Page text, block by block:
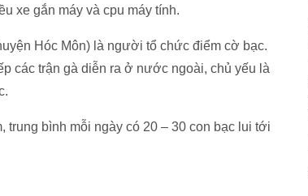
xe gắn máy và cpu máy tính.
Hóc Môn) là người tổ chức điểm cờ bạc.
các trận gà diễn ra ở nước ngoài, chủ yếu là
bình mỗi ngày có 20 – 30 con bạc lui tới